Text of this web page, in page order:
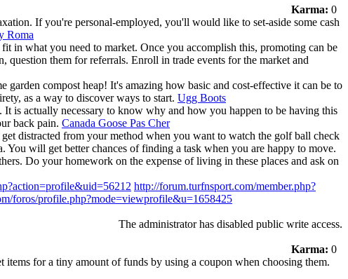
Karma: 0
If you're personal-employed, you'll would like to set-aside some cash
Roma
in what you need to market. Once you accomplish this, promoting can be
question them for referrals. Enroll in trade events for the market and
compost heap! It's amazing how basic and cost-effective it can be to
as a way to discover ways to start. Ugg Boots
is actually necessary to know why and how you happen to be having this
back pain. Canada Goose Pas Cher
distracted from your method when you want to watch the golf ball check
will get better chances of finding a task when you are happy to move.
Do your homework on the expense of living in these places and ask on
http://forum.turfnsport.com/member.php?
foros/profile.php?mode=viewprofile&u=1658425
The administrator has disabled public write access.
Karma: 0
for a tiny amount of funds by using a coupon when choosing them.